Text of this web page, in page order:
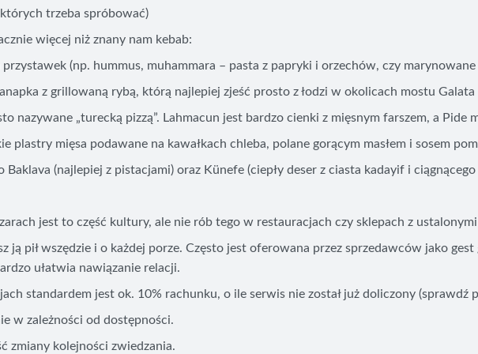
trzeba spróbować)
więcej niż znany nam kebab:
przystawek (np. hummus, muhammara – pasta z papryki i orzechów, czy
z grillowaną rybą, którą najlepiej zjeść prosto z łodzi w okolicach mostu
nazywane „turecką pizzą”. Lahmacun jest bardzo cienki z mięsnym farszem, a Pide
plastry mięsa podawane na kawałkach chleba, polane gorącym masłem i sosem
Baklava (najlepiej z pistacjami) oraz Künefe (ciepły deser z ciasta kadayif i ciągnącego
jest to część kultury, ale nie rób tego w restauracjach czy sklepach z
ją pił wszędzie i o każdej porze. Często jest oferowana przez sprzedawców jako
ułatwia nawiązanie relacji.
standardem jest ok. 10% rachunku, o ile serwis nie został już doliczony (sprawdź
w zależności od dostępności.
zmiany kolejności zwiedzania.